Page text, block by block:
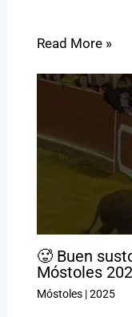
Read More »
🥵 Buen
Móstoles
Móstoles|2025